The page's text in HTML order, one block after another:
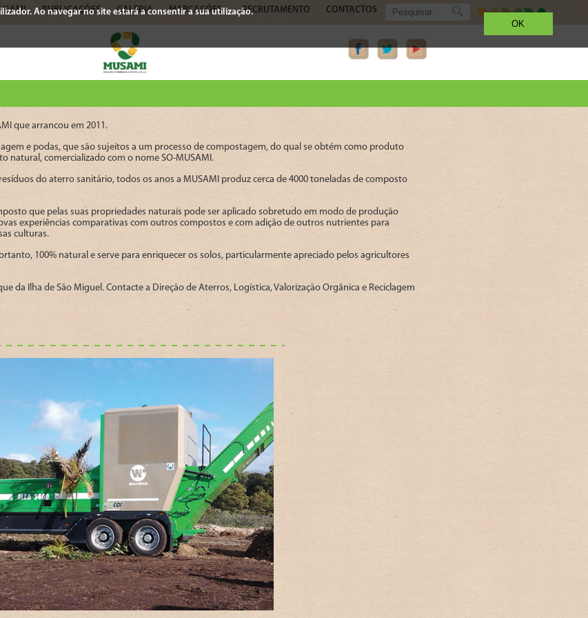
Ao navegar no site estará a consentir a sua utilização.
OK
PUBLICAÇÕES GALERIA MARCAÇÕES RECRUTAMENTO CONTACTOS
que arrancou em 2011.
e podas, que são sujeitos a um processo de compostagem, do qual se obtém como produto
natural, comercializado com o nome SO-MUSAMI.
do aterro sanitário, todos os anos a MUSAMI produz cerca de 4000 toneladas de composto
que pelas suas propriedades naturais pode ser aplicado sobretudo em modo de produção
experiências comparativas com outros compostos e com adição de outros nutrientes para
culturas.
100% natural e serve para enriquecer os solos, particularmente apreciado pelos agricultores
da Ilha de São Miguel. Contacte a Direção de Aterros, Logística, Valorização Orgânica e Reciclagem